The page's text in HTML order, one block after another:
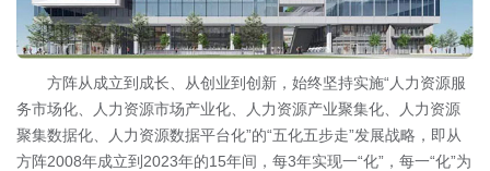
方阵从成立到成长、从创业到创新，始终坚持实施“人力资源服
务市场化、人力资源市场产业化、人力资源产业聚集化、人力资源
聚集数据化、人力资源数据平台化”的“五化五步走”发展战略，即从
方阵2008年成立到2023年的15年间，每3年实现一“化”，每一“化”为